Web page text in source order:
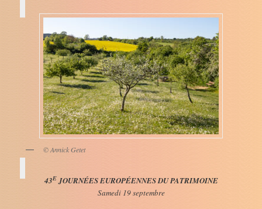
© Annick Getet
43EJOURNÉES EUROPÉENNES DU PATRIMOINE
Samedi 19 septembre